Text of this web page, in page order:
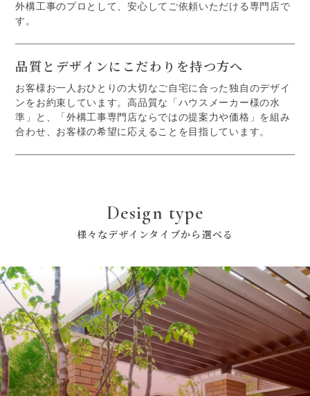
外構工事のプロとして、安心してご依頼いただける専門店で
す。
品質とデザインにこだわりを持つ方へ
お客様お一人おひとりの大切なご自宅に合った独自のデザイ
ンをお約束しています。高品質な「ハウスメーカー様の水
準」と、「外構工事専門店ならではの提案力や価格」を組み
合わせ、お客様の希望に応えることを目指しています。
Design type
様々なデザインタイプから選べる